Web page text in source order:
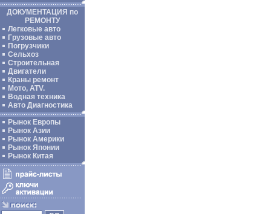
ДОКУМЕНТАЦИЯ по
РЕМОНТУ
Легковые авто
Грузовые авто
Погрузчики
Сельхоз
Строительная
Двигатели
Краны ремонт
Мото, ATV.
Водная техника
Авто Диагностика
Рынок Европы
Рынок Азии
Рынок Америки
Рынок Японии
Рынок Китая